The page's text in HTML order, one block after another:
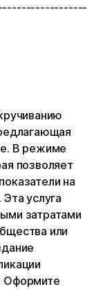
В режиме
позволяет
на
услуга
затратами
или
Оформите